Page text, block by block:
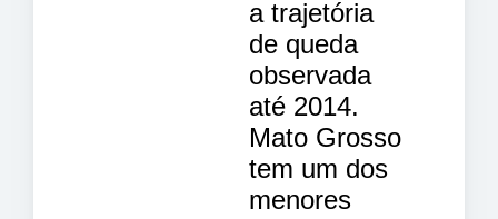
a trajetória
de queda
observada
até 2014.
Mato Grosso
tem um dos
menores